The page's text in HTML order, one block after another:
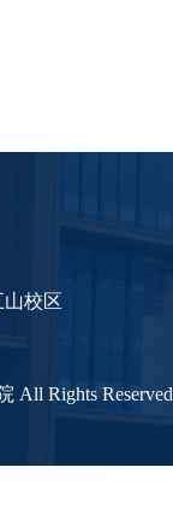
校区
All Rights Reserved